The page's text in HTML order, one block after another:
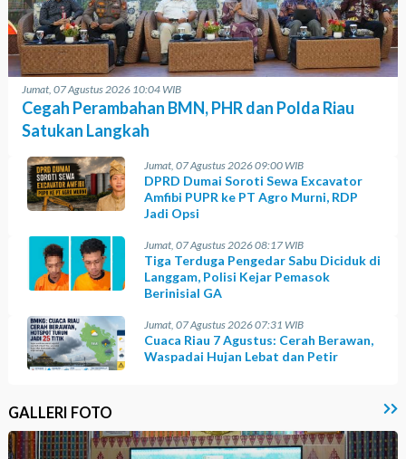
Jumat, 07 Agustus 2026 10:04 WIB
Cegah Perambahan BMN, PHR dan Polda Riau
Satukan Langkah
Jumat, 07 Agustus 2026 09:00 WIB
DPRD Dumai Soroti Sewa Excavator
Amfibi PUPR ke PT Agro Murni, RDP
Jadi Opsi
Jumat, 07 Agustus 2026 08:17 WIB
Tiga Terduga Pengedar Sabu Diciduk di
Langgam, Polisi Kejar Pemasok
Berinisial GA
Jumat, 07 Agustus 2026 07:31 WIB
Cuaca Riau 7 Agustus: Cerah Berawan,
Waspadai Hujan Lebat dan Petir
GALLERI FOTO